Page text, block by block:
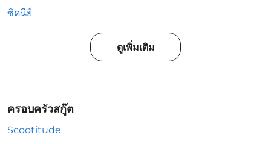
ซิดนีย์
ดูเพิ่มเติม
ครอบครัวสกู๊ต
Scootitude